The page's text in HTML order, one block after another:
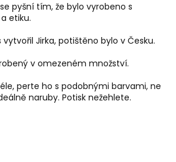
pyšní tím, že bylo vyrobeno s
etiku.
Jirka, potištěno bylo v Česku.
v omezeném množství.
perte ho s podobnými barvami, ne
naruby. Potisk nežehlete.